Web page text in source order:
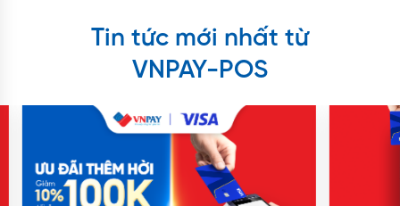
Tin tức mới nhất từ
VNPAY-POS